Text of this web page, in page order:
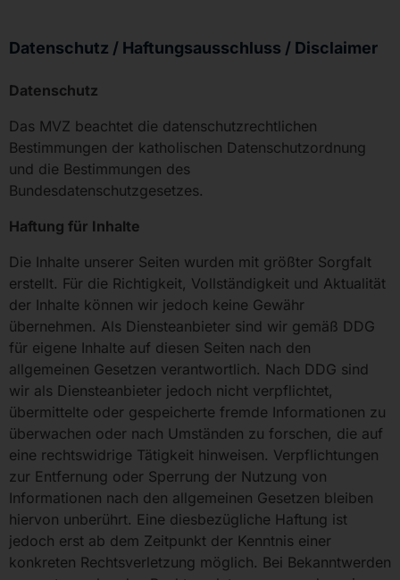
Datenschutz / Haftungsausschluss / Disclaimer
Datenschutz
Das MVZ beachtet die datenschutzrechtlichen
Bestimmungen der katholischen Datenschutzordnung
und die Bestimmungen des
Bundesdatenschutzgesetzes.
Haftung für Inhalte
Die Inhalte unserer Seiten wurden mit größter Sorgfalt
erstellt. Für die Richtigkeit, Vollständigkeit und Aktualität
der Inhalte können wir jedoch keine Gewähr
übernehmen. Als Diensteanbieter sind wir gemäß DDG
für eigene Inhalte auf diesen Seiten nach den
allgemeinen Gesetzen verantwortlich. Nach DDG sind
wir als Diensteanbieter jedoch nicht verpflichtet,
übermittelte oder gespeicherte fremde Informationen zu
überwachen oder nach Umständen zu forschen, die auf
eine rechtswidrige Tätigkeit hinweisen. Verpflichtungen
zur Entfernung oder Sperrung der Nutzung von
Informationen nach den allgemeinen Gesetzen bleiben
hiervon unberührt. Eine diesbezügliche Haftung ist
jedoch erst ab dem Zeitpunkt der Kenntnis einer
konkreten Rechtsverletzung möglich. Bei Bekanntwerden